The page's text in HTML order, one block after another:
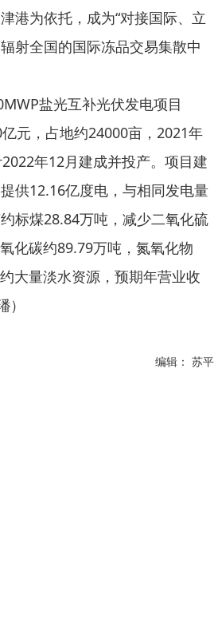
港为依托，成为“对接国际、立
射全国的国际冻品交易集散中
盐光互补光伏发电项目
，占地约24000亩，2021年
年12月建成并投产。项目建
供12.16亿度电，与相同发电量
标煤28.84万吨，减少二氧化硫
化碳约89.79万吨，氮氧化物
大量淡水资源，预期年营业收
编辑： 苏平